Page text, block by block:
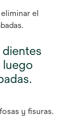
dientes
luego